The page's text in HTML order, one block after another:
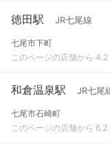
徳田駅 JR七尾線
七尾市下町
このページの店舗から
和倉温泉駅 JR七尾
七尾市石崎町
このページの店舗から 6.2